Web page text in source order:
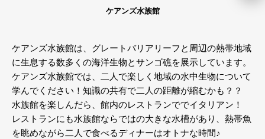
ケアンズ水族館
ケアンズ水族館は、グレートバリアリーフと周辺の熱帯地域
に生息する数多くの海洋生物とサンゴ礁を展示しています。
ケアンズ水族館では、二人で楽しく地域の水中生物について
学んでください！知識の共有で二人の距離が縮むかも？？
水族館を楽しんだら、館内のレストランででイタリアン！
レストランにも水族館ならではの大きな水槽があり、熱帯魚
を眺めながら二人で食べるディナーはオトナな時間♪